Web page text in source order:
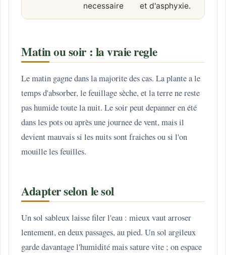
necessaire
et d'asphyxie.
Matin ou soir : la vraie regle
Le matin gagne dans la majorite des cas. La plante a le
temps d'absorber, le feuillage sèche, et la terre ne reste
pas humide toute la nuit. Le soir peut depanner en été
dans les pots ou après une journee de vent, mais il
devient mauvais si les nuits sont fraiches ou si l'on
mouille les feuilles.
Adapter selon le sol
Un sol sableux laisse filer l'eau : mieux vaut arroser
lentement, en deux passages, au pied. Un sol argileux
garde davantage l'humidité mais sature vite ; on espace